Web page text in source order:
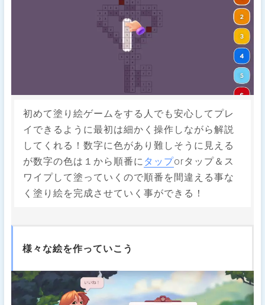
初めて塗り絵ゲームをする人でも安心してプレ
イできるように最初は細かく操作しながら解説
してくれる！数字に色があり難しそうに見える
が数字の色は１から順番に タップorタップ＆ス
ワイプして塗っていくので順番を間違える事な
く塗り絵を完成させていく事ができる！
様々な絵を作っていこう